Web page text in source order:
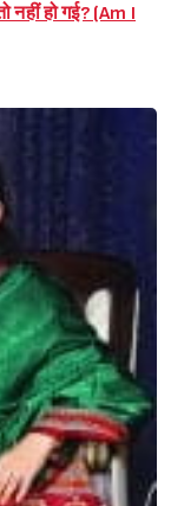
हो गई? (Am I